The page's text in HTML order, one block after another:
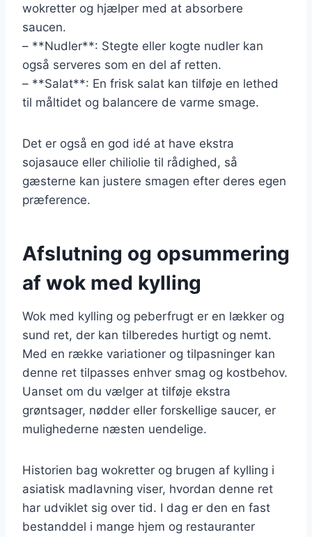
wokretter og hjælper med at absorbere
saucen.
– **Nudler**: Stegte eller kogte nudler kan
også serveres som en del af retten.
– **Salat**: En frisk salat kan tilføje en lethed
til måltidet og balancere de varme smage.
Det er også en god idé at have ekstra
sojasauce eller chiliolie til rådighed, så
gæsterne kan justere smagen efter deres egen
præference.
Afslutning og opsummering
af wok med kylling
Wok med kylling og peberfrugt er en lækker og
sund ret, der kan tilberedes hurtigt og nemt.
Med en række variationer og tilpasninger kan
denne ret tilpasses enhver smag og kostbehov.
Uanset om du vælger at tilføje ekstra
grøntsager, nødder eller forskellige saucer, er
mulighederne næsten uendelige.
Historien bag wokretter og brugen af kylling i
asiatisk madlavning viser, hvordan denne ret
har udviklet sig over tid. I dag er den en fast
bestanddel i mange hjem og restauranter